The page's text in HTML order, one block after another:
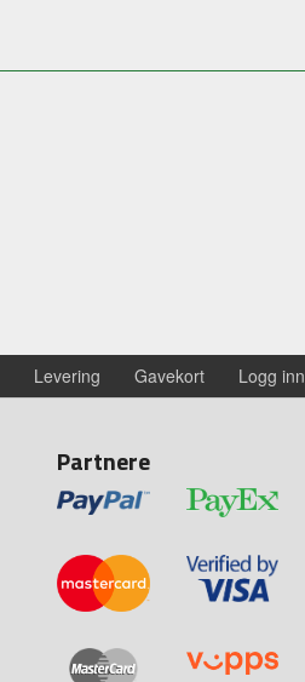
Levering Gavekort Logg inn
Partnere